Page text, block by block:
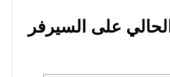
على السيرفر